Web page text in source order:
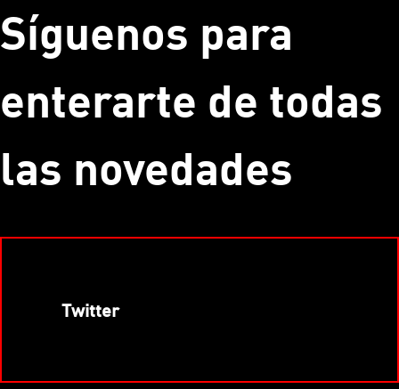
Síguenos para
enterarte de todas
las novedades
Twitter